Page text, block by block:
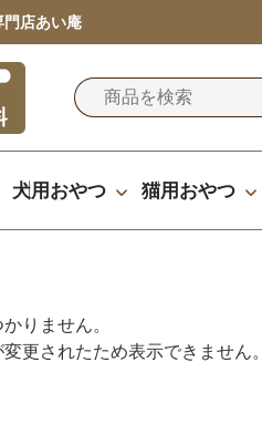
門店あい庵
犬用おやつ 猫用おやつ
りません。
更されたため表示できません。